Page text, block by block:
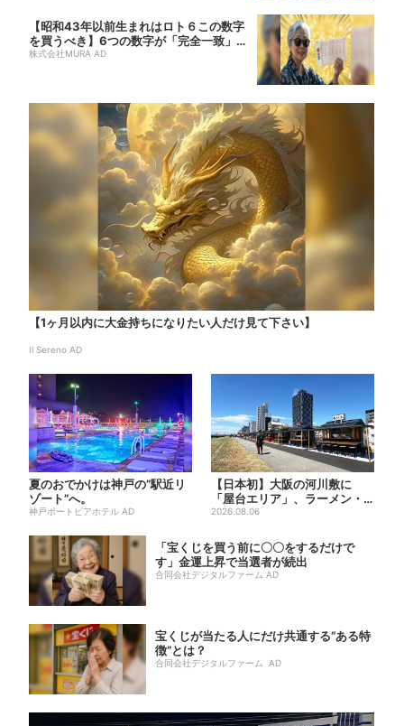
【昭和43年以前生まれはロト６この数字
を買うべき】6つの数字が「完全一致」す
る方...
株式会社MURA AD
【1ヶ月以内に大金持ちになりたい人だけ見て下さい】
Il Sereno AD
夏のおでかけは神戸の”駅近リ
ゾート”へ。
神戸ポートピアホテル AD
【日本初】大阪の河川敷に
「屋台エリア」、ラーメン・
焼肉・しゃぶしゃぶ・カフェ
2026.08.06
「宝くじを買う前に〇〇をするだけで
す」金運上昇で当選者が続出
合同会社デジタルファーム AD
宝くじが当たる人にだけ共通する“ある特
徴”とは？
合同会社デジタルファーム AD